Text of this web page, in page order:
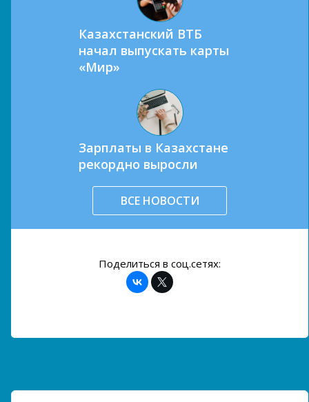
Казахстанский ВТБ
начал выпускать карты
«Мир»
Зарплаты в Казахстане
рекордно выросли
ВСЕ НОВОСТИ
Поделиться в соц.сетях: